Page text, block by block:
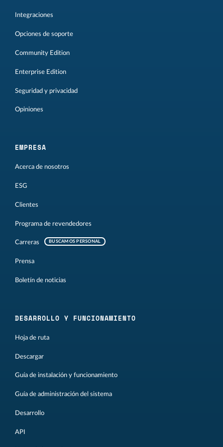
Integraciones
Opciones de soporte
Community Edition
Enterprise Edition
Seguridad y privacidad
Opiniones
EMPRESA
Acerca de nosotros
ESG
Clientes
Programa de revendedores
Carreras BUSCAMOS PERSONAL
Prensa
Boletín de noticias
DESARROLLO Y FUNCIONAMIENTO
Hoja de ruta
Descargar
Guía de instalación y funcionamiento
Guía de administración del sistema
Desarrollo
API